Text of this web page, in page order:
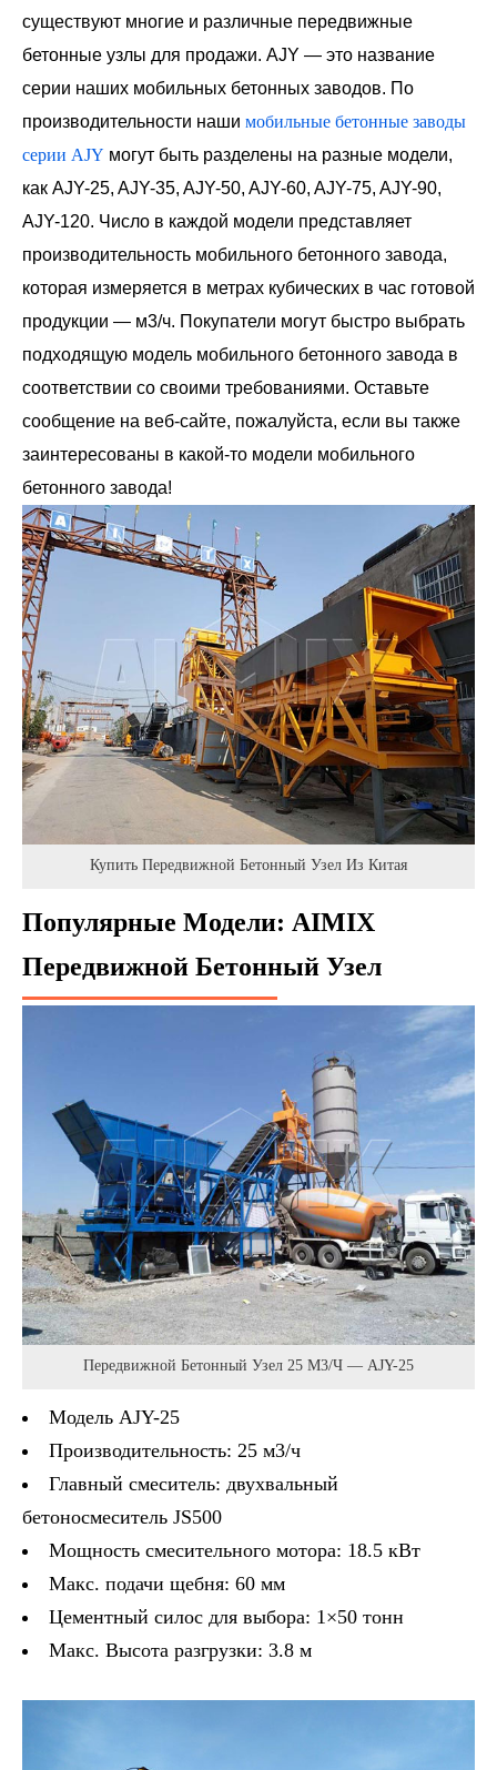
существуют многие и различные передвижные
бетонные узлы для продажи. AJY — это название
серии наших мобильных бетонных заводов. По
производительности наши мобильные бетонные заводы
серии AJY могут быть разделены на разные модели,
как AJY-25, AJY-35, AJY-50, AJY-60, AJY-75, AJY-90,
AJY-120. Число в каждой модели представляет
производительность мобильного бетонного завода,
которая измеряется в метрах кубических в час готовой
продукции — м3/ч. Покупатели могут быстро выбрать
подходящую модель мобильного бетонного завода в
соответствии со своими требованиями. Оставьте
сообщение на веб-сайте, пожалуйста, если вы также
заинтересованы в какой-то модели мобильного
бетонного завода!
Купить Передвижной Бетонный Узел Из Китая
Популярные Модели: AIMIX
Передвижной Бетонный Узел
Передвижной Бетонный Узел 25 М3/ч — AJY-25
Модель AJY-25
Производительность: 25 м3/ч
Главный смеситель: двухвальный
бетоносмеситель JS500
Мощность смесительного мотора: 18.5 кВт
Макс. подачи щебня: 60 мм
Цементный силос для выбора: 1×50 тонн
Макс. Высота разгрузки: 3.8 м